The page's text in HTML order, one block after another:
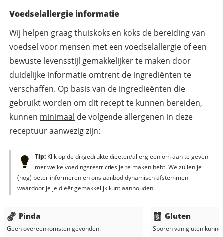
Voedselallergie informatie
Wij helpen graag thuiskoks en koks de bereiding van
voedsel voor mensen met een voedselallergie of een
bewuste levensstijl gemakkelijker te maken door
duidelijke informatie omtrent de ingrediënten te
verschaffen. Op basis van de ingredieënten die
gebruikt worden om dit recept te kunnen bereiden,
kunnen minimaal de volgende allergenen in deze
receptuur aanwezig zijn:
Tip:Klik op de dikgedrukte dieëten/allergieën om aan te geven
met welke voedingsrestricties je te maken hebt. We zullen je
(nog) beter informeren en ons aanbod dynamisch afstemmen
waardoor je je dieët gemakkelijk kunt aanhouden.
Pinda
Geen overeenkomsten gevonden.
Gluten
Sporen van gluten